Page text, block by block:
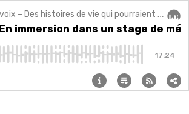
Ressentir [En immersion dans un stage de
La petite voix – Des histoires de vie qui pourraient changer la vôtre.
immersion dans un stage de
17:24